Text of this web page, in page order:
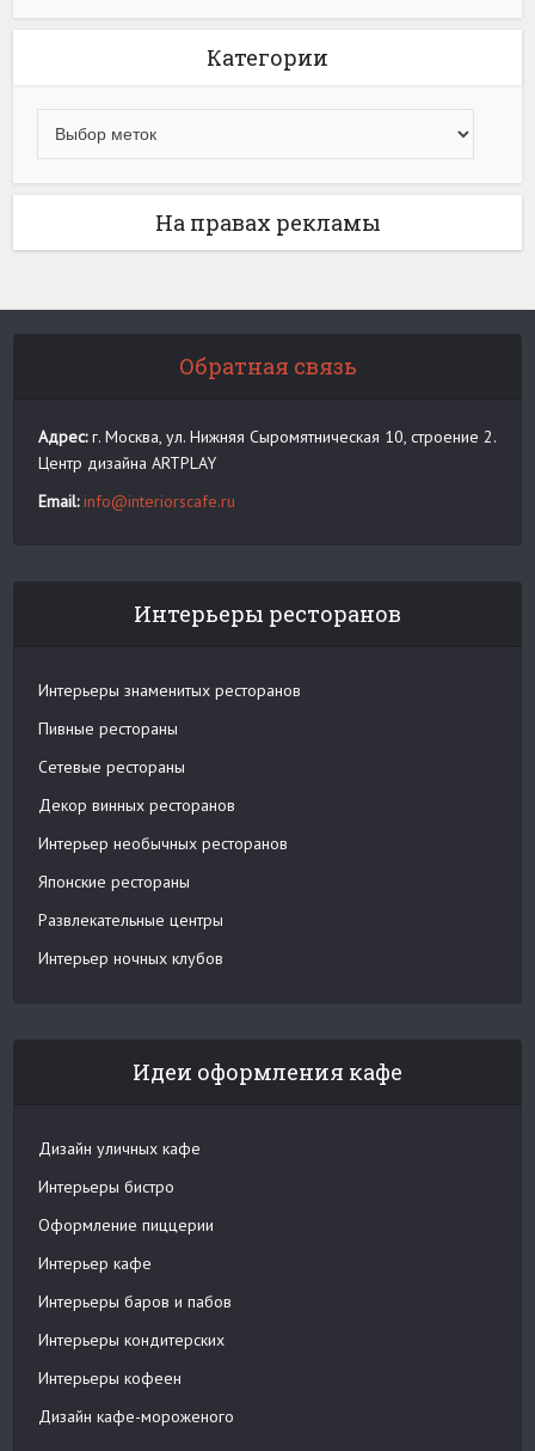
Категории
На правах рекламы
Обратная связь
Адрес:г. Москва, ул. Нижняя Сыромятническая 10, строение 2.
Центр дизайна ARTPLAY
Email: info@interiorscafe.ru
Интерьеры ресторанов
Интерьеры знаменитых ресторанов
Пивные рестораны
Сетевые рестораны
Декор винных ресторанов
Интерьер необычных ресторанов
Японские рестораны
Развлекательные центры
Интерьер ночных клубов
Идеи оформления кафе
Дизайн уличных кафе
Интерьеры бистро
Оформление пиццерии
Интерьер кафе
Интерьеры баров и пабов
Интерьеры кондитерских
Интерьеры кофеен
Дизайн кафе-мороженого